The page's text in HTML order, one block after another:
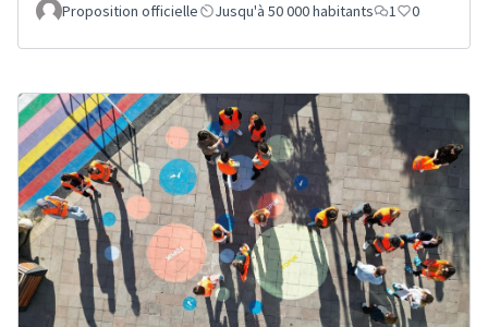
Proposition officielle Jusqu'à 50 000 habitants 1 0